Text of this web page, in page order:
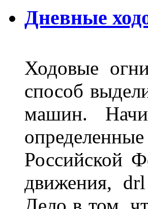
Дневные
Ходовые
способ
машин.
Российской
движения,